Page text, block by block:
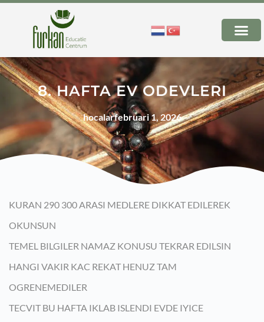
8. HAFTA EV ODEVLERI
hocalarfebruari 1, 2026
KURAN 290 300 ARASI MEDLERE DIKKAT EDILEREK
OKUNSUN
TEMEL BILGILER NAMAZ KONUSU TEKRAR EDILSIN
HANGI VAKIR KAC REKAT HENUZ TAM
OGRENEMEDILER
TECVIT BU HAFTA IKLAB ISLENDI EVDE IYICE